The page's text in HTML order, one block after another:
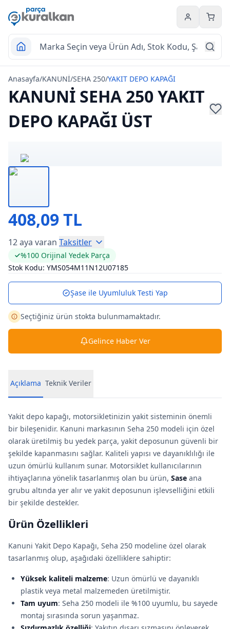
Hesabım
Anasayfa/KANUNİ/SEHA 250/YAKIT DEPO KAPAĞI
KANUNİ SEHA 250 YAKIT
DEPO KAPAĞI ÜST
408,09 TL
12 aya varan Taksitler
%100 Orijinal Yedek Parça
Stok Kodu: YMS054M11N12U07185
Şase ile Uyumluluk Testi Yap
Seçtiğiniz ürün stokta bulunmamaktadır.
Gelince Haber Ver
Açıklama Teknik Veriler
Yakit depo kapağı, motorsikletinizin yakit sisteminin önemli
bir bileşenidir. Kanuni markasının Seha 250 modeli için özel
olarak üretilmiş bu yedek parça, yakit deposunun güvenli bir
şekilde kapanmasını sağlar. Kaliteli yapısı ve dayanıklılığı ile
uzun ömürlü kullanım sunar. Motorsiklet kullanıcılarının
ihtiyaçlarına yönelik tasarlanmış olan bu ürün, Sase ana
grubu altında yer alır ve yakit deposunun işlevselliğini etkili
bir şekilde destekler.
Ürün Özellikleri
Kanuni Yakit Depo Kapağı, Seha 250 modeline özel olarak
tasarlanmış olup, aşağıdaki özelliklere sahiptir:
Yüksek kaliteli malzeme: Uzun ömürlü ve dayanıklı
plastik veya metal malzemeden üretilmiştir.
Tam uyum: Seha 250 modeli ile %100 uyumlu, bu sayede
montaj sırasında sorun yaşanmaz.